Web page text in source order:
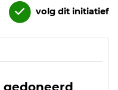
volg dit initiatief
gedoneerd